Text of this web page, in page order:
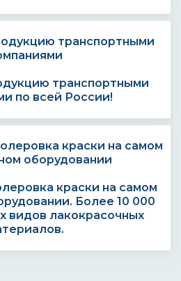
транспортными
по всей России!
краски на самом
Более 10 000
видов лакокрасочных